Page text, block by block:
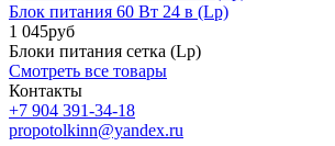
Блок питания 60 Вт 24 в (Lp)
1 045руб
Блоки питания сетка (Lp)
Смотреть все товары
Контакты
+7 904 391-34-18
propotolkinn@yandex.ru